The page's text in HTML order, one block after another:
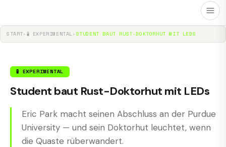
START▸ 🧪 EXPERIMENTAL▸ STUDENT BAUT RUST-DOKTORHUT MIT LEDS
🧪 EXPERIMENTAL
Student baut Rust-Doktorhut mit LEDs
Eric Park macht seinen Abschluss an der Purdue
University — und sein Doktorhut leuchtet, wenn
die Quaste rüberwandert.